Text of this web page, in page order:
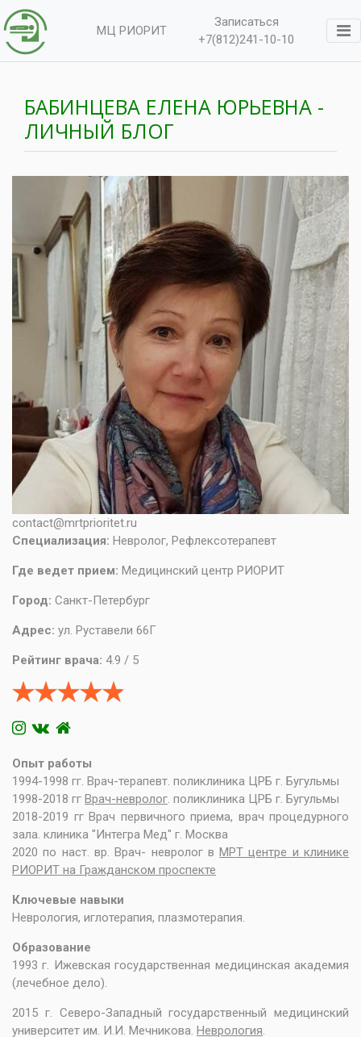
МЦ РИОРИТ
Записаться
+7(812)241-10-10
БАБИНЦЕВА ЕЛЕНА ЮРЬЕВНА -
ЛИЧНЫЙ БЛОГ
contact@mrtprioritet.ru
Специализация: Невролог, Рефлексотерапевт
Где ведет прием: Медицинский центр РИОРИТ
Город: Санкт-Петербург
Адрес: ул. Руставели 66Г
Рейтинг врача: 4.9 / 5
Опыт работы
1994-1998 гг. Врач-терапевт. поликлиника ЦРБ г. Бугульмы
1998-2018 гг Врач-невролог . поликлиника ЦРБ г. Бугульмы
2018-2019 гг Врач первичного приема, врач процедурного
зала. клиника "Интегра Мед" г. Москва
2020 по наст. вр. Врач- невролог вМРТ центре и клинике
РИОРИТ на Гражданском проспекте
Ключевые навыки
Неврология, иглотерапия, плазмотерапия.
Образование
1993 г. Ижевская государственная медицинская академия
(лечебное дело).
2015 г. Северо-Западный государственный медицинский
университет им. И.И. Мечникова. Неврология